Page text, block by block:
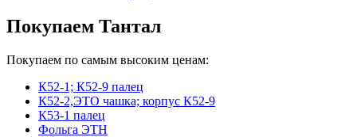
Покупаем Тантал
Покупаем по самым высоким ценам:
К52-1; К52-9 палец
К52-2,ЭТО чашка; корпус К52-9
К53-1 палец
Фольга ЭТН